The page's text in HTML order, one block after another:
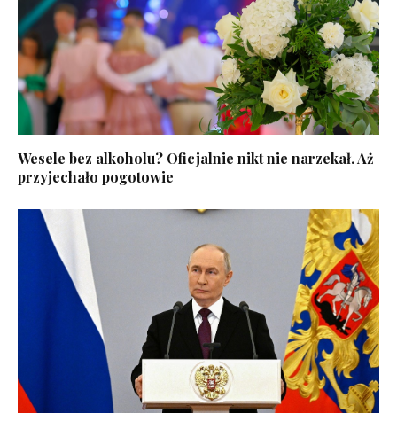
Wesele bez alkoholu? Oficjalnie nikt nie narzekał. Aż
przyjechało pogotowie